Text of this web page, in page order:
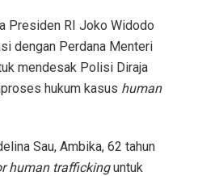
Presiden RI Joko Widodo
dengan Perdana Menteri
mendesak Polisi Diraja
hukum kasus human
Sau, Ambika, 62 tahun
human traffickinguntuk